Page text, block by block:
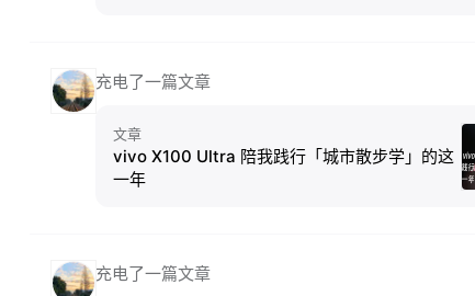
充电了一篇文章
文章
vivo X100 Ultra 陪我践行「城市散步学」的这
一年
充电了一篇文章